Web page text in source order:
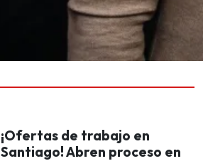
¡Ofertas de trabajo en
Santiago! Abren proceso en